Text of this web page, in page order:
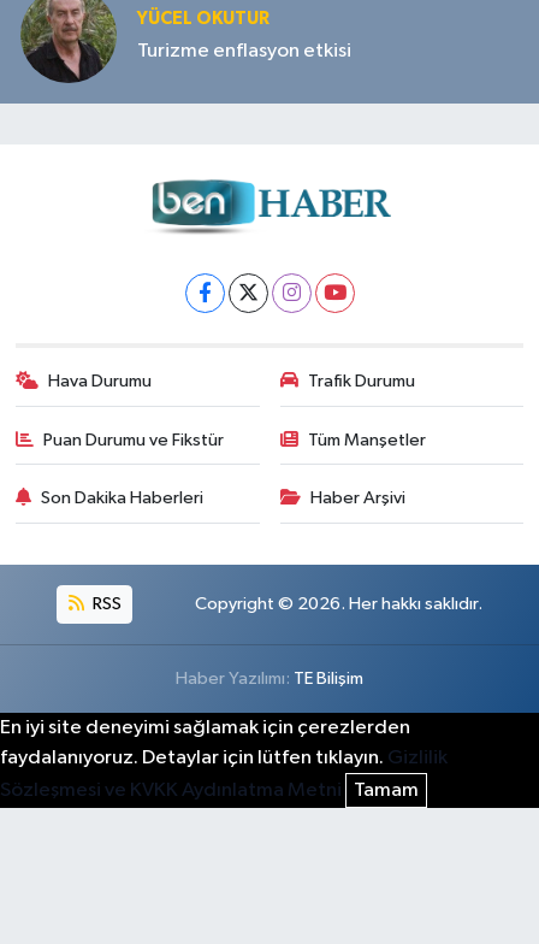
YÜCEL OKUTUR
Turizme enflasyon etkisi
Hava Durumu Trafik Durumu
Puan Durumu ve Fikstür Tüm Manşetler
Son Dakika Haberleri Haber Arşivi
RSS Copyright © 2026. Her hakkı saklıdır.
Haber Yazılımı: TE Bilişim
En iyi site deneyimi sağlamak için çerezlerden
faydalanıyoruz. Detaylar için lütfen tıklayın. Gizlilik
Sözleşmesi ve KVKK Aydınlatma Metni
Tamam